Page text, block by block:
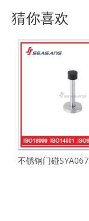
猜你喜欢
不锈钢门碰SYA067